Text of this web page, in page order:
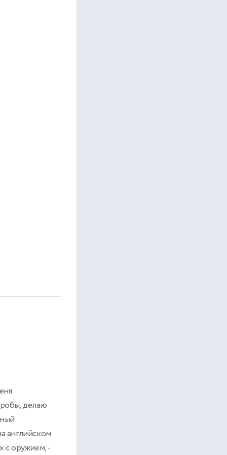
делаю
английском
с оружием, -